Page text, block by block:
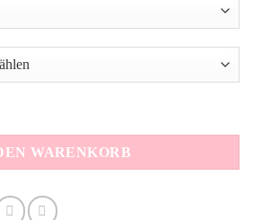
WARENKORB